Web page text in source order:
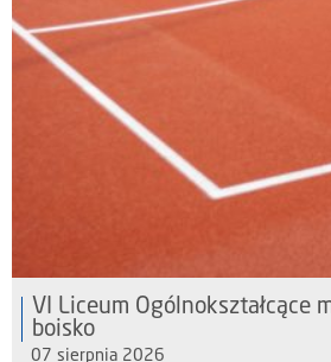
VI Liceum Ogólnokształcące
boisko
07 sierpnia 2026